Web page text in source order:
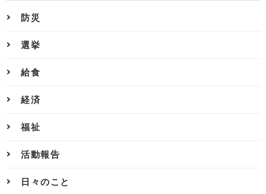
防災
選挙
給食
経済
福祉
活動報告
日々のこと